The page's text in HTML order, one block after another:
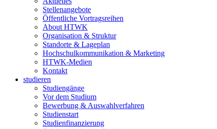
Stellenangebote
Öffentliche Vortragsreihen
About HTWK
Organisation & Struktur
Standorte & Lageplan
Hochschulkommunikation & Marketing
HTWK-Medien
Kontakt
studieren
Studiengänge
Vor dem Studium
Bewerbung & Auswahlverfahren
Studienstart
Studienfinanzierung